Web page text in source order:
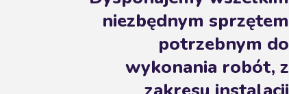
niezbędnym sprzętem
potrzebnym do
wykonania robót, z